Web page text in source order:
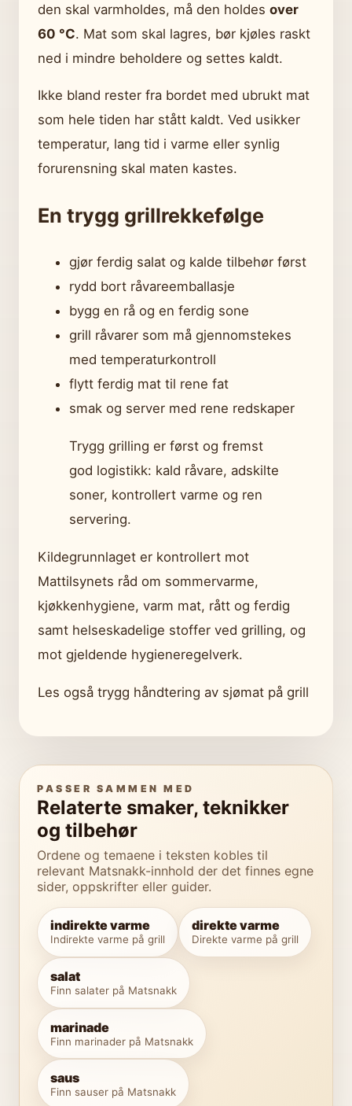
den skal varmholdes, må den holdes over
60 °C. Mat som skal lagres, bør kjøles raskt
ned i mindre beholdere og settes kaldt.
Ikke bland rester fra bordet med ubrukt mat
som hele tiden har stått kaldt. Ved usikker
temperatur, lang tid i varme eller synlig
forurensning skal maten kastes.
En trygg grillrekkefølge
gjør ferdig salat og kalde tilbehør først
rydd bort råvareemballasje
bygg en rå og en ferdig sone
grill råvarer som må gjennomstekes
med temperaturkontroll
flytt ferdig mat til rene fat
smak og server med rene redskaper
Trygg grilling er først og fremst
god logistikk: kald råvare, adskilte
soner, kontrollert varme og ren
servering.
Kildegrunnlaget er kontrollert mot
Mattilsynets råd om sommervarme,
kjøkkenhygiene, varm mat, rått og ferdig
samt helseskadelige stoffer ved grilling, og
mot gjeldende hygieneregelverk.
Les også trygg håndtering av sjømat på grill
PASSER SAMMEN MED
Relaterte smaker, teknikker
og tilbehør
Ordene og temaene i teksten kobles til
relevant Matsnakk-innhold der det finnes egne
sider, oppskrifter eller guider.
indirekte varme
Indirekte varme på grill
direkte varme
Direkte varme på grill
salat
Finn salater på Matsnakk
marinade
Finn marinader på Matsnakk
saus
Finn sauser på Matsnakk